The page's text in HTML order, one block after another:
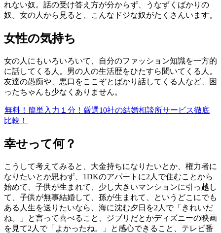
れない奴。話の受け答え方が分からず、うなずくばかりの
奴。女の人から見ると、こんなドジな奴がたくさんいます。
女性の気持ち
女の人にもいろいろいて、自分のファッション知識を一方的
に話してくる人。男の人の生活歴をひたすら聞いてくる人。
友達の愚痴や、悪口をここぞとばかり話してくる人など、困
ったちゃんも少なくありません。
無料！簡単入力１分！厳選10社の結婚相談所サービス徹底
比較！
幸せって何？
こうして考えてみると、大金持ちになりたいとか、権力者に
なりたいとか思わず、1DKのアパートに2人で住むことから
始めて、子供が生まれて、少し大きいマンションに引っ越し
て、子供が無事結婚して、孫が生まれて、というどこにでも
ある人生を送りたいなら、海に沈む夕日を2人で「きれいだ
ね。」と言って喜べること、ジブリだとかディズニーの映画
を見て2人で「よかったね。」と感心できること、テレビ番